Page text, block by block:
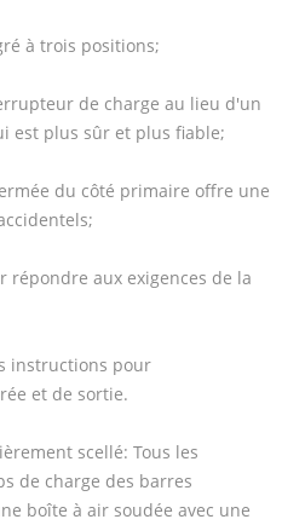
à trois positions;
de charge au lieu d'un
est plus sûr et plus fiable;
du côté primaire offre une
répondre aux exigences de la
instructions pour
et de sortie.
scellé: Tous les
de charge des barres
boîte à air soudée avec une